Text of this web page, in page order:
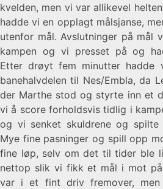
kvelden, men vi var allikevel
hadde vi en opplagt målsjanse,
utenfor mål. Avslutninger på mål
kampen og vi presset på og
Etter drøyt fem minutter hadde
banehalvdelen til Nes/Embla, da
der Marthe stod og styrte inn et
vi å score forholdsvis tidlig i
og vi senket skuldrene og
Mye fine pasninger og spill opp
fine løp, selv om det til tider ble
nettop slik vi fikk et mål i mot
var i et fint driv fremover,